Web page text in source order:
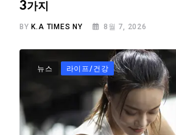
3가지
BY K.A TIMES NY 8월 7, 2026
뉴스 라이프/건강